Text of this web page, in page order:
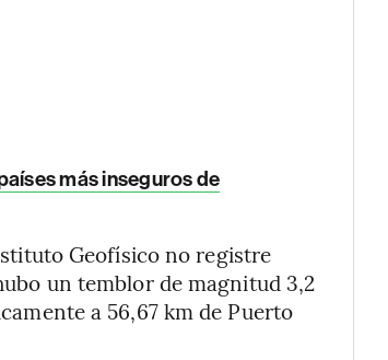
más inseguros de
Geofísico no registre
un temblor de magnitud 3,2
a 56,67 km de Puerto